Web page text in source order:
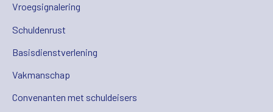
Vroegsignalering
Schuldenrust
Basisdienstverlening
Vakmanschap
Convenanten met schuldeisers